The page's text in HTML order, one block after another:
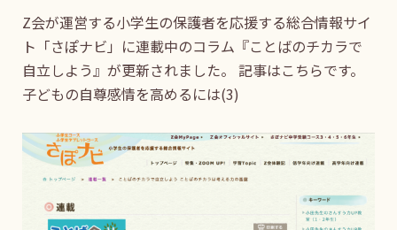
Z会が運営する小学生の保護者を応援する総合情報サイ
ト「さぽナビ」に連載中のコラム『ことばのチカラで
自立しよう』が更新されました。 記事はこちらです。
子どもの自尊感情を高めるには(3)